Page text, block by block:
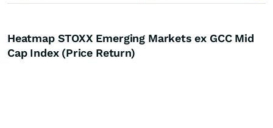
Heatmap STOXX Emerging Markets ex GCC Mid
Cap Index (Price Return)